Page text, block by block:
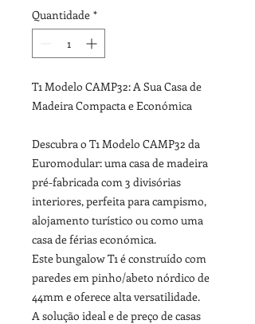
Quantidade *
T1 Modelo CAMP32: A Sua Casa de
Madeira Compacta e Económica
Descubra o T1 Modelo CAMP32 da
Euromodular: uma casa de madeira
pré-fabricada com 3 divisórias
interiores, perfeita para campismo,
alojamento turístico ou como uma
casa de férias económica.
Este bungalow T1 é construído com
paredes em pinho/abeto nórdico de
44mm e oferece alta versatilidade.
A solução ideal e de preço de casas